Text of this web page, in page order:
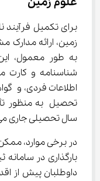
زمین، ارائه
به طور معمول،
اطلاعات فردی، و
تحصیل به منظور
سال تحصیلی جاری
در برخی موارد،